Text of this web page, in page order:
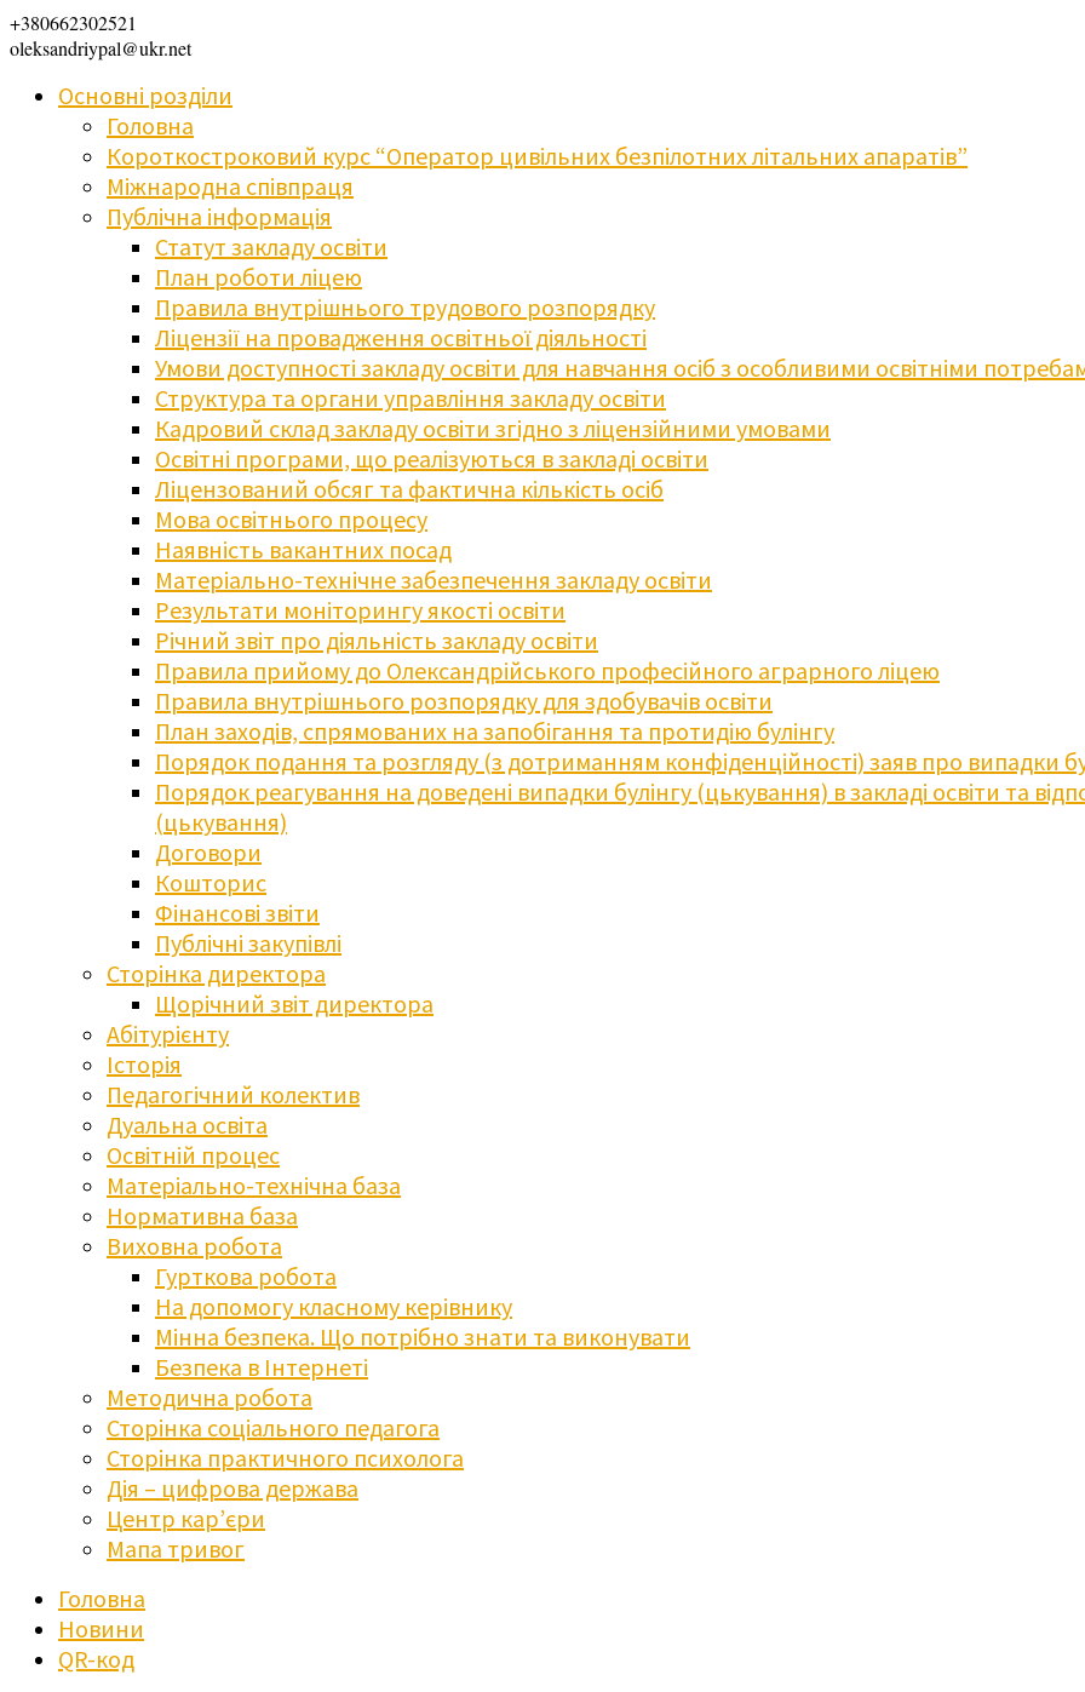
+380662302521
oleksandriypal@ukr.net
Основні розділи
Головна
Короткостроковий курс “Оператор цивільних безпілотних літальних апаратів”
Міжнародна співпраця
Публічна інформація
Статут закладу освіти
План роботи ліцею
Правила внутрішнього трудового розпорядку
Ліцензії на провадження освітньої діяльності
Умови доступності закладу освіти для навчання осіб з особливими освітніми
Структура та органи управління закладу освіти
Кадровий склад закладу освіти згідно з ліцензійними умовами
Освітні програми, що реалізуються в закладі освіти
Ліцензований обсяг та фактична кількість осіб
Мова освітнього процесу
Наявність вакантних посад
Матеріально-технічне забезпечення закладу освіти
Результати моніторингу якості освіти
Річний звіт про діяльність закладу освіти
Правила прийому до Олександрійського професійного аграрного ліцею
Правила внутрішнього розпорядку для здобувачів освіти
План заходів, спрямованих на запобігання та протидію булінгу
Порядок подання та розгляду (з дотриманням конфіденційності) заяв про випадки
Порядок реагування на доведені випадки булінгу (цькування) в закладі освіти та
(цькування)
Договори
Кошторис
Фінансові звіти
Публічні закупівлі
Сторінка директора
Щорічний звіт директора
Абітурієнту
Історія
Педагогічний колектив
Дуальна освіта
Освітній процес
Матеріально-технічна база
Нормативна база
Виховна робота
Гурткова робота
На допомогу класному керівнику
Мінна безпека. Що потрібно знати та виконувати
Безпека в Інтернеті
Методична робота
Сторінка соціального педагога
Сторінка практичного психолога
Дія – цифрова держава
Центр кар’єри
Мапа тривог
Головна
Новини
QR-код